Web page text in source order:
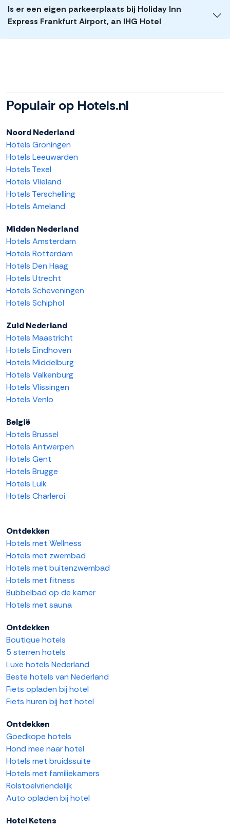
Is er een eigen parkeerplaats bij Holiday Inn
Express Frankfurt Airport, an IHG Hotel
Populair op Hotels.nl
Noord Nederland
Hotels Groningen
Hotels Leeuwarden
Hotels Texel
Hotels Vlieland
Hotels Terschelling
Hotels Ameland
Midden Nederland
Hotels Amsterdam
Hotels Rotterdam
Hotels Den Haag
Hotels Utrecht
Hotels Scheveningen
Hotels Schiphol
Zuid Nederland
Hotels Maastricht
Hotels Eindhoven
Hotels Middelburg
Hotels Valkenburg
Hotels Vlissingen
Hotels Venlo
België
Hotels Brussel
Hotels Antwerpen
Hotels Gent
Hotels Brugge
Hotels Luik
Hotels Charleroi
Ontdekken
Hotels met Wellness
Hotels met zwembad
Hotels met buitenzwembad
Hotels met fitness
Bubbelbad op de kamer
Hotels met sauna
Ontdekken
Boutique hotels
5 sterren hotels
Luxe hotels Nederland
Beste hotels van Nederland
Fiets opladen bij hotel
Fiets huren bij het hotel
Ontdekken
Goedkope hotels
Hond mee naar hotel
Hotels met bruidssuite
Hotels met familiekamers
Rolstoelvriendelijk
Auto opladen bij hotel
Hotel Ketens